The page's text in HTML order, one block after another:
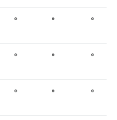
۰ ۰ ۰
۰ ۰ ۰
۰ ۰ ۰